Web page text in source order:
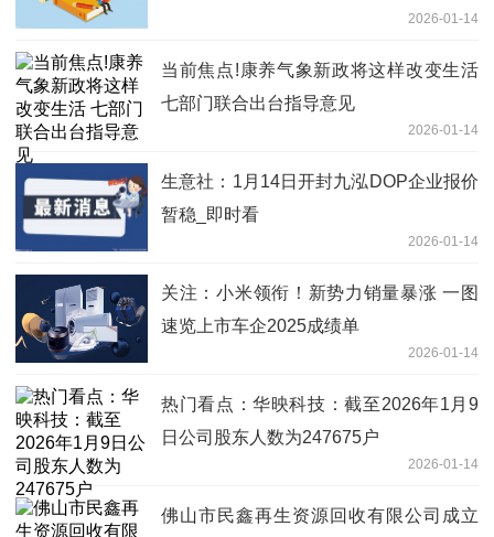
2026-01-14
当前焦点!康养气象新政将这样改变生活
七部门联合出台指导意见
2026-01-14
生意社：1月14日开封九泓DOP企业报价
暂稳_即时看
2026-01-14
关注：小米领衔！新势力销量暴涨 一图
速览上市车企2025成绩单
2026-01-14
热门看点：华映科技：截至2026年1月9
日公司股东人数为247675户
2026-01-14
佛山市民鑫再生资源回收有限公司成立